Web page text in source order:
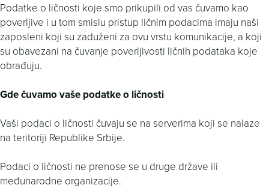
Podatke o ličnosti koje smo prikupili od vas čuvamo kao
poverljive i u tom smislu pristup ličnim podacima imaju naši
zaposleni koji su zaduženi za ovu vrstu komunikacije, a koji
su obavezani na čuvanje poverljivosti ličnih podataka koje
obrađuju.
Gde čuvamo vaše podatke o ličnosti
Vaši podaci o ličnosti čuvaju se na serverima koji se nalaze
na teritoriji Republike Srbije.
Podaci o ličnosti ne prenose se u druge države ili
međunarodne organizacije.